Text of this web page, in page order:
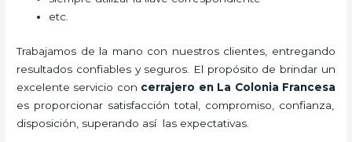
etc.
Trabajamos de la mano con nuestros clientes, entregando
resultados confiables y seguros. El propósito de brindar un
excelente servicio con cerrajero en La Colonia Francesa
es proporcionar satisfacción total, compromiso, confianza,
disposición, superando así las expectativas.